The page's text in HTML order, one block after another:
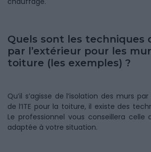
Quels sont les techniques
par l’extérieur pour les
toiture (les exemples) ?
Qu’il s’agisse de l’isolation des murs
de l’ITE pour la toiture, il existe des
Le professionnel vous conseillera celle
adaptée à votre situation.